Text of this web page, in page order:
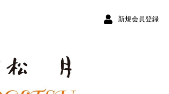
新規会員登録